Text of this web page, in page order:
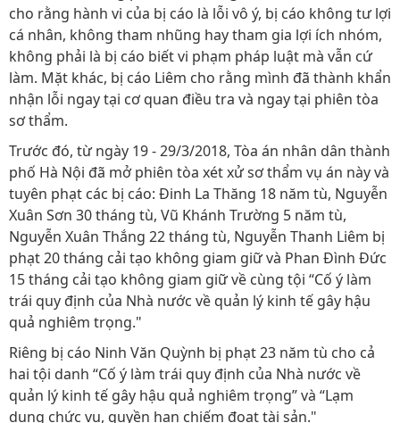
cho rằng hành vi của bị cáo là lỗi vô ý, bị cáo không tư lợi
cá nhân, không tham nhũng hay tham gia lợi ích nhóm,
không phải là bị cáo biết vi phạm pháp luật mà vẫn cứ
làm. Mặt khác, bị cáo Liêm cho rằng mình đã thành khẩn
nhận lỗi ngay tại cơ quan điều tra và ngay tại phiên tòa
sơ thẩm.
Trước đó, từ ngày 19 - 29/3/2018, Tòa án nhân dân thành
phố Hà Nội đã mở phiên tòa xét xử sơ thẩm vụ án này và
tuyên phạt các bị cáo: Đinh La Thăng 18 năm tù, Nguyễn
Xuân Sơn 30 tháng tù, Vũ Khánh Trường 5 năm tù,
Nguyễn Xuân Thắng 22 tháng tù, Nguyễn Thanh Liêm bị
phạt 20 tháng cải tạo không giam giữ và Phan Đình Đức
15 tháng cải tạo không giam giữ về cùng tội “Cố ý làm
trái quy định của Nhà nước về quản lý kinh tế gây hậu
quả nghiêm trọng."
Riêng bị cáo Ninh Văn Quỳnh bị phạt 23 năm tù cho cả
hai tội danh “Cố ý làm trái quy định của Nhà nước về
quản lý kinh tế gây hậu quả nghiêm trọng” và “Lạm
dụng chức vụ, quyền hạn chiếm đoạt tài sản."